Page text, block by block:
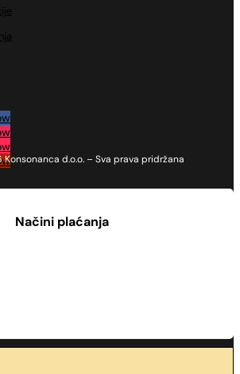
d.o.o. – Sva prava pridržana
Načini plaćanja